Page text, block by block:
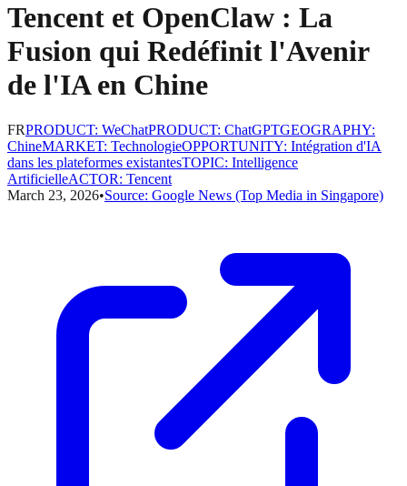
Tencent et OpenClaw : La
Fusion qui Redéfinit l'Avenir
de l'IA en Chine
FRPRODUCT: WeChatPRODUCT: ChatGPTGEOGRAPHY:
ChineMARKET: TechnologieOPPORTUNITY: Intégration d'IA
dans les plateformes existantesTOPIC: Intelligence
ArtificielleACTOR: Tencent
March 23, 2026•Source: Google News (Top Media in Singapore)